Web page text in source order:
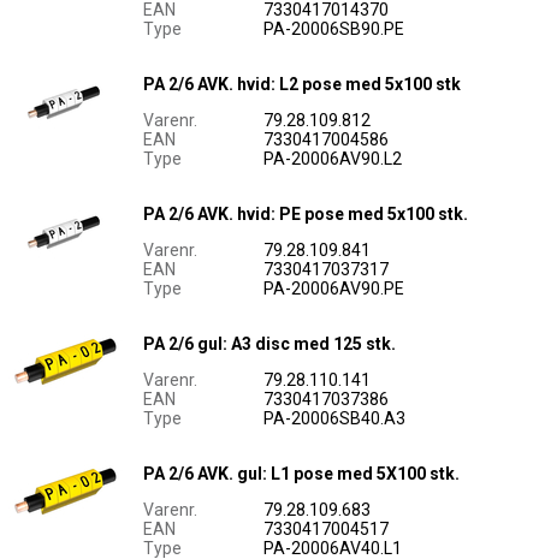
EAN
7330417014370
Type
PA-20006SB90.PE
PA 2/6 AVK. hvid: L2 pose med 5x100 stk
Varenr.
79.28.109.812
EAN
7330417004586
Type
PA-20006AV90.L2
PA 2/6 AVK. hvid: PE pose med 5x100 stk.
Varenr.
79.28.109.841
EAN
7330417037317
Type
PA-20006AV90.PE
PA 2/6 gul: A3 disc med 125 stk.
Varenr.
79.28.110.141
EAN
7330417037386
Type
PA-20006SB40.A3
PA 2/6 AVK. gul: L1 pose med 5X100 stk.
Varenr.
79.28.109.683
EAN
7330417004517
Type
PA-20006AV40.L1